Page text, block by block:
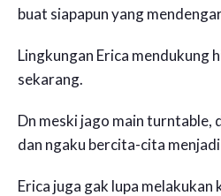
buat siapapun yang
Lingkungan Erica mendukung
sekarang.
Dn meski jago main turntable,
dan ngaku bercita-cita
Erica juga gak lupa melakukan